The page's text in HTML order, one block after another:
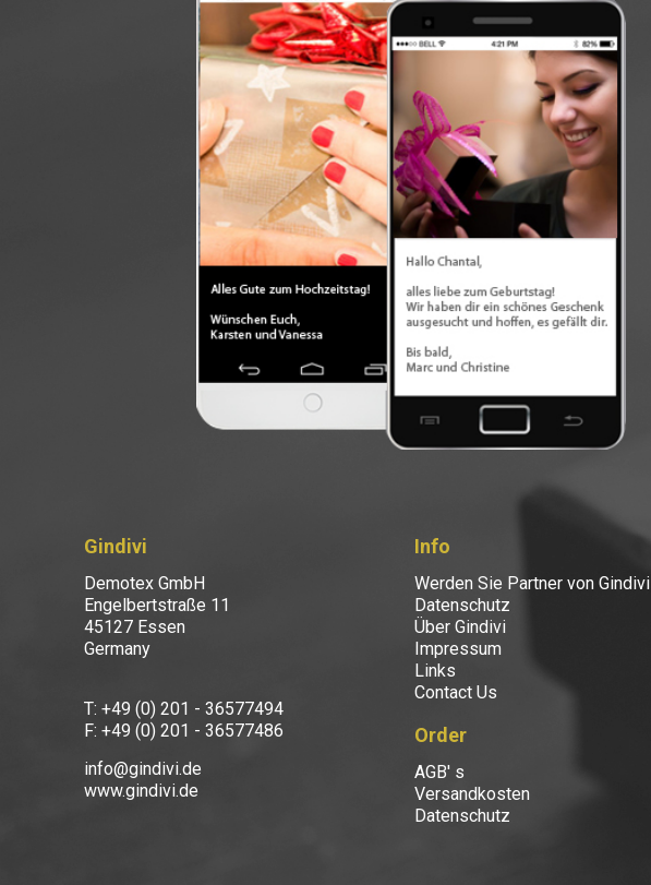
Gindivi
Demotex GmbH
Engelbertstraße 11
45127 Essen
Germany
T: +49 (0) 201 - 36577494
F: +49 (0) 201 - 36577486
info@gindivi.de
www.gindivi.de
Info
Werden Sie Partner von Gindivi
Datenschutz
Über Gindivi
Impressum
Links
Contact Us
Order
AGB' s
Versandkosten
Datenschutz